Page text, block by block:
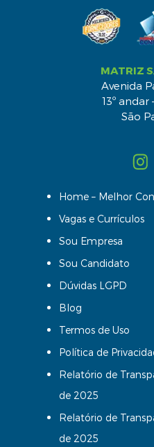
MATRIZ
Avenida
13º andar
São
Home – Melhor
Vagas e Currículos
Sou Empresa
Sou Candidato
Dúvidas LGPD
Blog
Termos de Uso
Política de
Relatório de
de 2025
Relatório de
de 2025